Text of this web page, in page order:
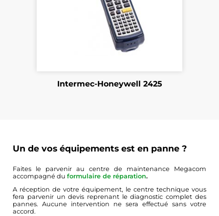
Intermec-Honeywell 2425
Un de vos équipements est en panne ?
Faites le parvenir au centre de maintenance Megacom
accompagné duformulaire de réparation.
A réception de votre équipement, le centre technique vous
fera parvenir un devis reprenant le diagnostic complet des
pannes. Aucune intervention ne sera effectué sans votre
accord.